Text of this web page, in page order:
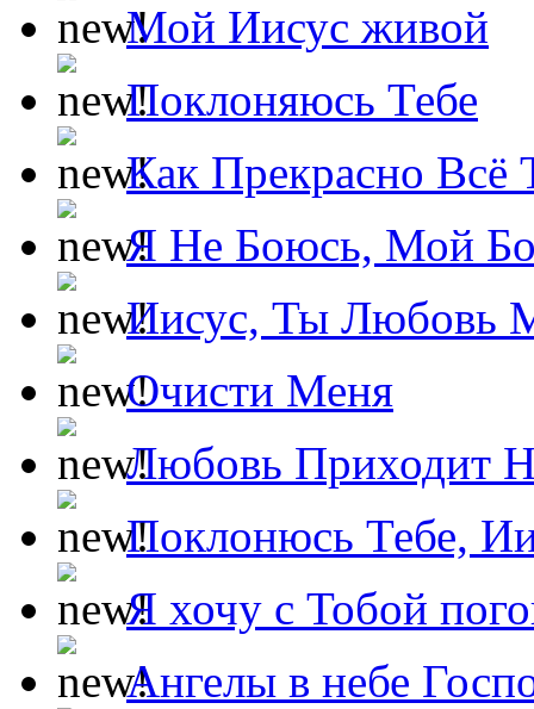
Мой Иисус живой
Поклоняюсь Тебе
Как Прекрасно Всё
Я Не Боюсь, Мой
Иисус, Ты Любовь
Очисти Меня
Любовь Приходит
Поклонюсь Тебе,
Я хочу с Тобой
Ангелы в небе